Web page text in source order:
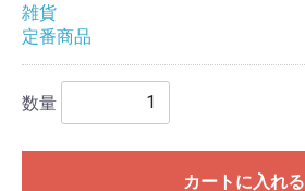
雑貨
定番商品
数量
カートに入れる